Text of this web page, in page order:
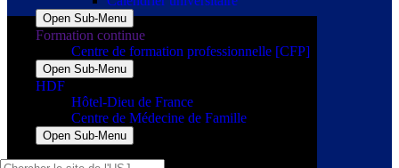
Open Sub-Menu
Formation continue
Centre de formation professionnelle [CFP]
Open Sub-Menu
HDF
Hôtel-Dieu de France
Centre de Médecine de Famille
Open Sub-Menu